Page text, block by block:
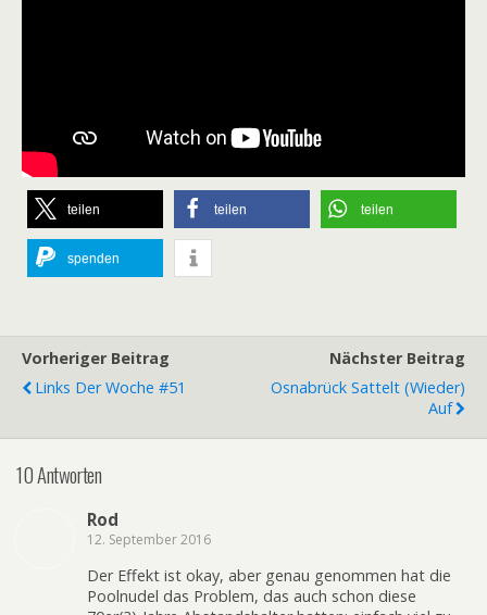
teilen teilen teilen
spenden
Vorheriger Beitrag
Links Der Woche #51
Nächster Beitrag
Osnabrück Sattelt (wieder)
Auf
10 Antworten
Rod
12. September 2016
Der Effekt ist okay, aber genau genommen hat die
Poolnudel das Problem, das auch schon diese